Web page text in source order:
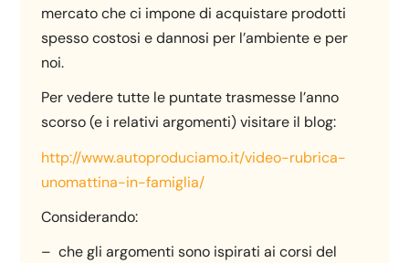
mercato che ci impone di acquistare prodotti
spesso costosi e dannosi per l’ambiente e per
noi.
Per vedere tutte le puntate trasmesse l’anno
scorso (e i relativi argomenti) visitare il blog:
http://www.autoproduciamo.it/video-rubrica-
unomattina-in-famiglia/
Considerando:
– che gli argomenti sono ispirati ai corsi del